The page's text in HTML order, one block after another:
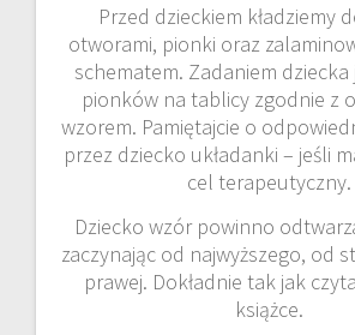
Przed dzieckiem kładziemy
otworami, pionki oraz
schematem. Zadaniem dziecka
pionków na tablicy zgodnie z
wzorem. Pamiętajcie o
przez dziecko układanki – jeśli
cel terapeutyczny.
Dziecko wzór powinno
zaczynając od najwyższego, od
prawej. Dokładnie tak jak
książce.